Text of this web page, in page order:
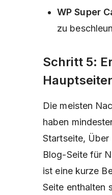
WP Super
zu
Schritt 5:
Die meisten
haben
Startseite,
Blog-Seite für
ist eine kurze
Seite enthalten